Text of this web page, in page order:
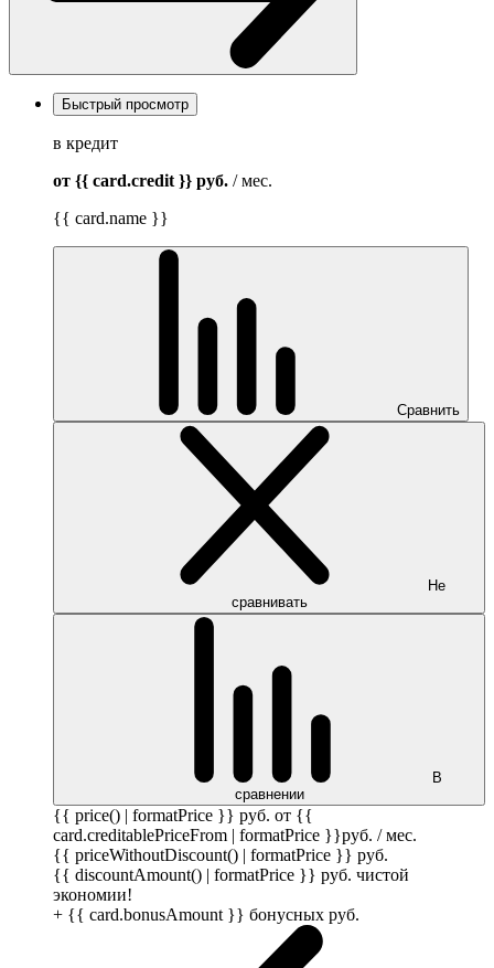
Быстрый просмотр
в кредит
от {{ card.credit }} руб. / мес.
{{ card.name }}
Сравнить
Не
сравнивать
В
сравнении
{{ price() | formatPrice }} руб. от {{
card.creditablePriceFrom | formatPrice }}руб. / мес.
{{ priceWithoutDiscount() | formatPrice }} руб.
{{ discountAmount() | formatPrice }} руб. чистой
экономии!
+ {{ card.bonusAmount }} бонусных руб.